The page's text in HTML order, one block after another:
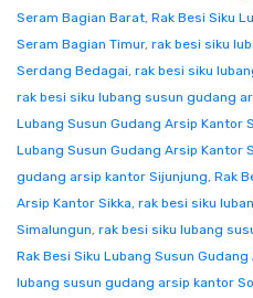
Seram Bagian Barat, Rak Besi Siku
Seram Bagian Timur, rak besi siku
Serdang Bedagai, rak besi siku
rak besi siku lubang susun gudang
Lubang Susun Gudang Arsip Kantor
Lubang Susun Gudang Arsip Kantor
gudang arsip kantor Sijunjung, Rak
Arsip Kantor Sikka, rak besi siku
Simalungun, rak besi siku lubang
Rak Besi Siku Lubang Susun
lubang susun gudang arsip kantor